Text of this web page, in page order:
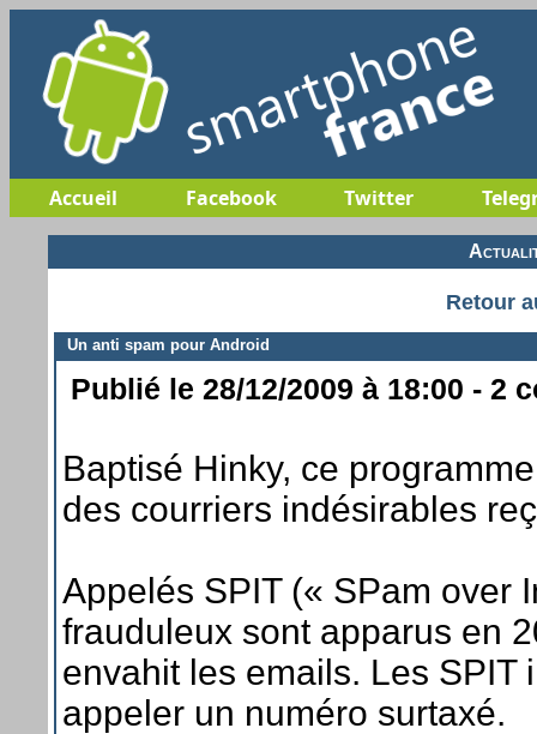
Accueil Facebook Twitter
Retour
Un anti spam pour Android
Publié le 28/12/2009 à 18:00 - 2
Baptisé Hinky, ce
des courriers indésirables
Appelés SPIT (« SPam over
frauduleux sont apparus en
envahit les emails. Les SPIT
appeler un numéro surtaxé.